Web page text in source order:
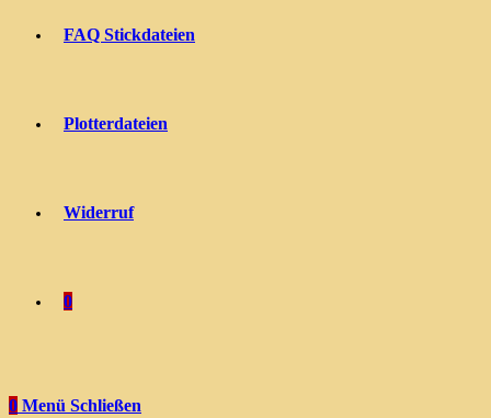
FAQ Stickdateien
Plotterdateien
Widerruf
0
0 Menü Schließen